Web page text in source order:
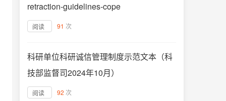
retraction-guidelines-cope
阅读 91 次
科研单位科研诚信管理制度示范文本（科
技部监督司2024年10月）
阅读 92 次